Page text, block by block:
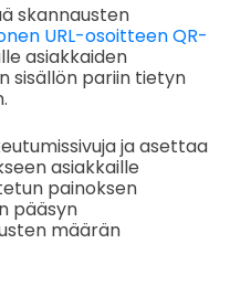
skannausten
URL-osoitteen QR-
asiakkaiden
sisällön pariin tietyn
ja asettaa
asiakkaille
painoksen
pääsyn
määrän